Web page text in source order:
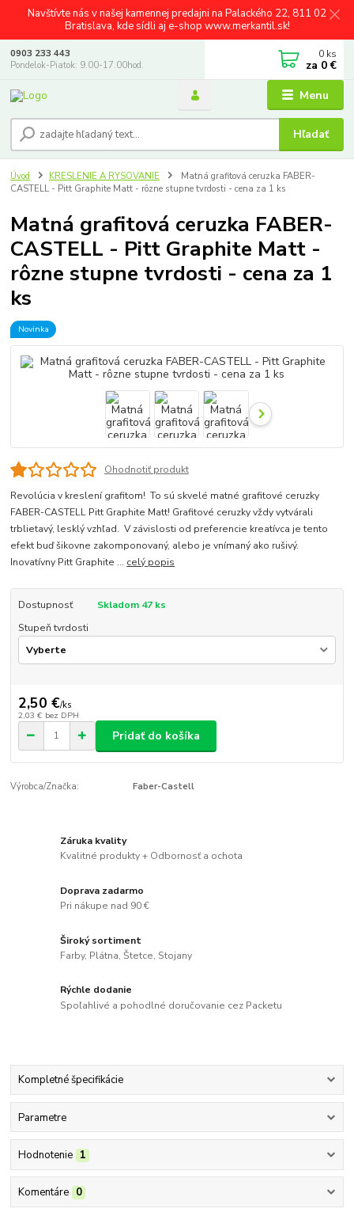
Navštívte nás v našej kamennej predajni na Palackého 22, 811 02
Bratislava, kde sídli aj e-shop www.merkantil.sk!
Menu
Hľadať
0903 233 443
Pondelok-Piatok: 9.00-17.00hod.
0 ks
za 0 €
Úvod KRESLENIE A RYSOVANIE
Matná grafitová ceruzka FABER-
CASTELL - Pitt Graphite Matt - rôzne stupne tvrdosti - cena za 1 ks
Matná grafitová ceruzka FABER-
CASTELL - Pitt Graphite Matt -
rôzne stupne tvrdosti - cena za 1
ks
Novinka
Ohodnotiť produkt
Revolúcia v kreslení grafitom! To sú skvelé matné grafitové ceruzky
FABER-CASTELL Pitt Graphite Matt! Grafitové ceruzky vždy vytvárali
trblietavý, lesklý vzhľad. V závislosti od preferencie kreatívca je tento
efekt buď šikovne zakomponovaný, alebo je vnímaný ako rušivý.
Inovatívny Pitt Graphite ... celý popis
Dostupnosť
Skladom 47 ks
Stupeň tvrdosti
2,50 €/ks
2,03 € bez DPH
Pridať do košíka
Výrobca/Značka: Faber-Castell
Záruka kvality
Kvalitné produkty + Odbornosť a ochota
Doprava zadarmo
Pri nákupe nad 90 €
Široký sortiment
Farby, Plátna, Štetce, Stojany
Rýchle dodanie
Spoľahlivé a pohodlné doručovanie cez Packetu
Kompletné špecifikácie
Parametre
Hodnotenie 1
Komentáre 0